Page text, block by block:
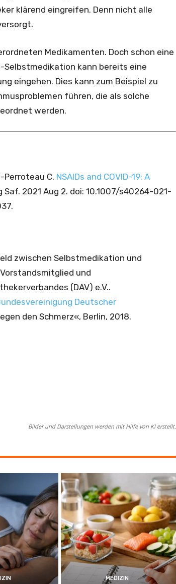
klärend eingreifen. Denn nicht alle
Medikamenten. Doch schon eine
kann bereits eine
eingehen. Dies kann zum Beispiel zu
führen, die als solche
werden.
Perroteau C. NSAIDs and COVID-19: A
Saf. 2021 Aug 2. doi: 10.1007/s40264-021-
zwischen Selbstmedikation und
und
(DAV) e.V..
Deutscher
den Schmerz«, Berlin, 2018.
Bilder und Darstellungen werden mit Hilfe von KI erstellt.
MEDIZIN